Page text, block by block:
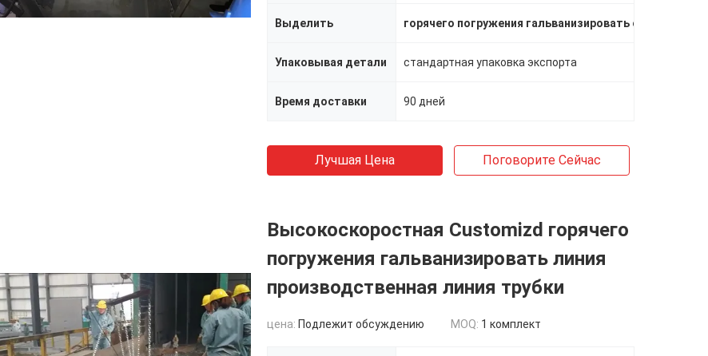
Выделить горячего погружения гальванизировать
Упаковывая детали стандартная упаковка экспорта
Время доставки 90 дней
Лучшая Цена Поговорите Сейчас
Высокоскоростная Customizd горячего
погружения гальванизировать линия
производственная линия трубки
цена: Подлежит обсуждению MOQ: 1 комплект